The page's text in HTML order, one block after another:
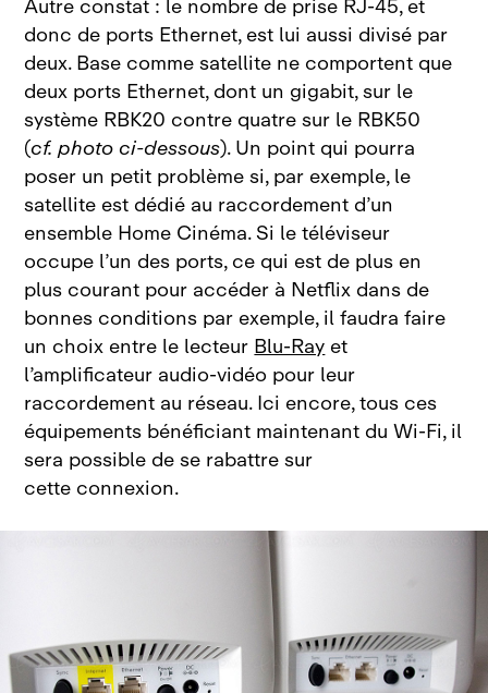
Autre constat : le nombre de prise RJ‑45, et
donc de ports Ethernet, est lui aussi divisé par
deux. Base comme satellite ne comportent que
deux ports Ethernet, dont un gigabit, sur le
système RBK20 contre quatre sur le RBK50
(cf. photo ci‑dessous). Un point qui pourra
poser un petit problème si, par exemple, le
satellite est dédié au raccordement d’un
ensemble Home Cinéma. Si le téléviseur
occupe l’un des ports, ce qui est de plus en
plus courant pour accéder à Netflix dans de
bonnes conditions par exemple, il faudra faire
un choix entre le lecteurBlu‑Rayet
l’amplificateur audio‑vidéo pour leur
raccordement au réseau. Ici encore, tous ces
équipements bénéficiant maintenant du Wi‑Fi, il
sera possible de se rabattre sur
cette connexion.